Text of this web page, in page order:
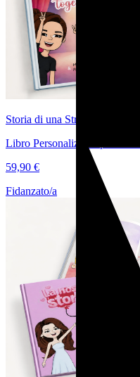
Storia di una Straordinaria
Libro Personalizzato per
59,90 €
Fidanzato/a